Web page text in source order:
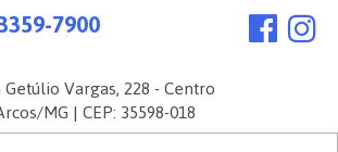
7900
Getúlio Vargas, 228 - Centro
MG | CEP: 35598-018